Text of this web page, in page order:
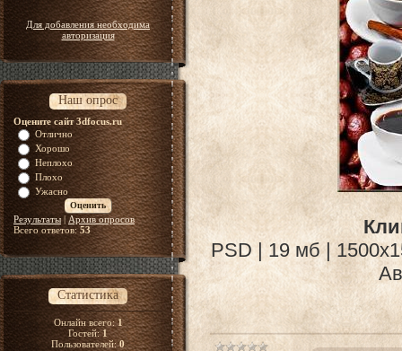
Для добавления необходима
авторизация
Наш опрос
Оцените сайт 3dfocus.ru
Отлично
Хорошо
Неплохо
Плохо
Ужасно
Результаты| Архив опросов
Всего ответов:53
Статистика
Онлайн всего:1
Гостей:1
Пользователей:0
PSD | 19 мб |